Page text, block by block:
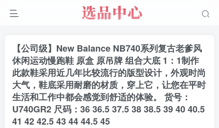
【公司级】New Balance NB740系列复古老爹风
休闲运动慢跑鞋 原盒 原吊牌 组合大底 1：1制作
此款鞋采用近几年比较流行的版型设计，外观时尚
大气，鞋底采用耐磨的材质，穿上它，让您在平时
生活和工作中都会感觉到舒适的体验。 货号：
U740GR2 尺码：36 36.5 37.5 38 38.5 39 40 40.5
41 42 42.5 43 44 44.5 45